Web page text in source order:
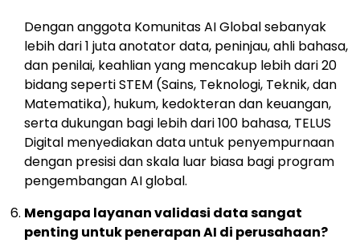
Dengan anggota Komunitas AI Global sebanyak
lebih dari 1 juta anotator data, peninjau, ahli bahasa,
dan penilai, keahlian yang mencakup lebih dari 20
bidang seperti STEM (Sains, Teknologi, Teknik, dan
Matematika), hukum, kedokteran dan keuangan,
serta dukungan bagi lebih dari 100 bahasa, TELUS
Digital menyediakan data untuk penyempurnaan
dengan presisi dan skala luar biasa bagi program
pengembangan AI global.
Mengapa layanan validasi data sangat
penting untuk penerapan AI di perusahaan?